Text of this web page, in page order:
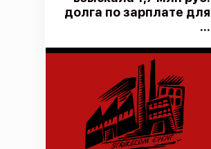
долга по зарплате для
...